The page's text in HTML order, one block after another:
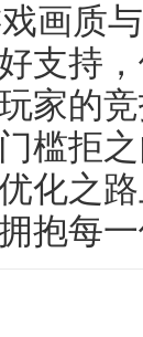
画质
支持
家的
槛拒
化之
抱每